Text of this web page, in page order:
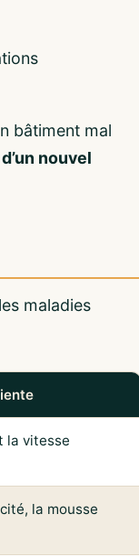
bâtiment mal
nouvel
maladies
la vitesse
la mousse